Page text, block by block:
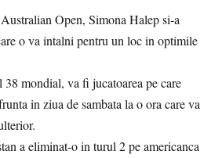
Open, Simona Halep si-a
o va intalni pentru un loc in optimile
mondial, va fi jucatoarea pe care
in ziua de sambata la o ora care va
a eliminat-o in turul 2 pe americanca